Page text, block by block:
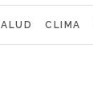
CLIMA